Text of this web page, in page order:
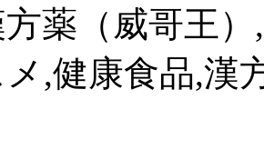
薬（威哥王
,健康食品,漢